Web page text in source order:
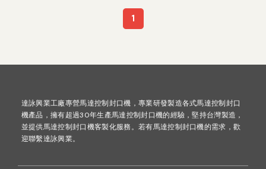
1
達詠興業工廠專營馬達控制封口機，專業研發製造各式馬達控制封口
機產品，擁有超過30年生產馬達控制封口機的經驗，堅持台灣製造，
並提供馬達控制封口機客製化服務。若有馬達控制封口機的需求，歡
迎聯繫達詠興業。